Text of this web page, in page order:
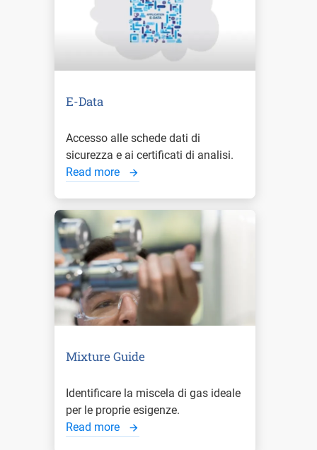
E-Data
Accesso alle schede dati di
sicurezza e ai certificati di analisi.
Read more
Mixture Guide
Identificare la miscela di gas ideale
per le proprie esigenze.
Read more